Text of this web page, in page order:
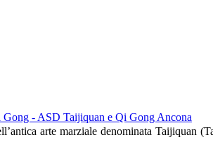
arte marziale denominata